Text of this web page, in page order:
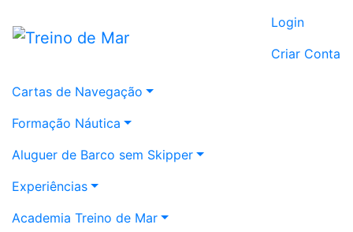
Login
Criar Conta
Cartas de Navegação
Formação Náutica
Aluguer de Barco sem Skipper
Experiências
Academia Treino de Mar